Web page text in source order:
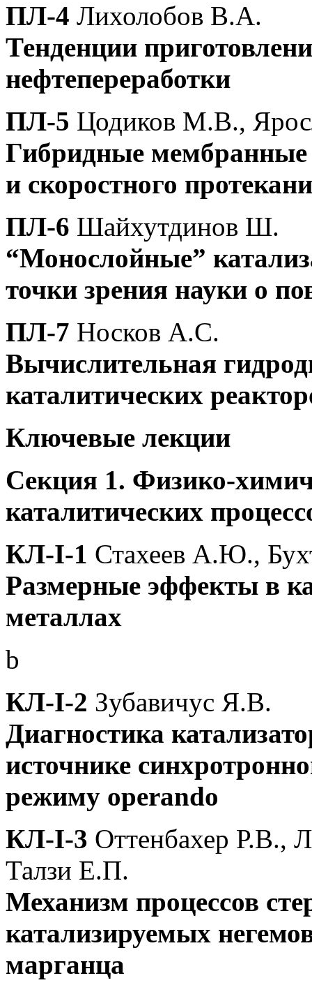
ПЛ-4 Лихолобов В.А.
Тенденции
нефтепереработки
ПЛ-5 Цодиков М.В.,
Гибридные мембранные
и скоростного
ПЛ-6 Шайхутдинов Ш.
“Монослойные”
точки зрения науки о
ПЛ-7 Носков А.С.
Вычислительная
каталитических
Ключевые лекции
Секция 1. Физико-
каталитических
КЛ-I-1 Стахеев А.Ю.,
Размерные эффекты в
металлах
b
КЛ-I-2 Зубавичус Я.В.
Диагностика
источнике
режиму operando
КЛ-I-3 Оттенбахер
Талзи Е.П.
Механизм процессов
катализируемых
марганца